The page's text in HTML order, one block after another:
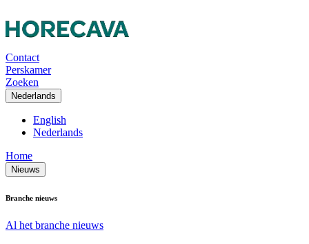
Contact
Perskamer
Zoeken
Nederlands
English
Nederlands
Home
Nieuws
Branche nieuws
Al het branche nieuws